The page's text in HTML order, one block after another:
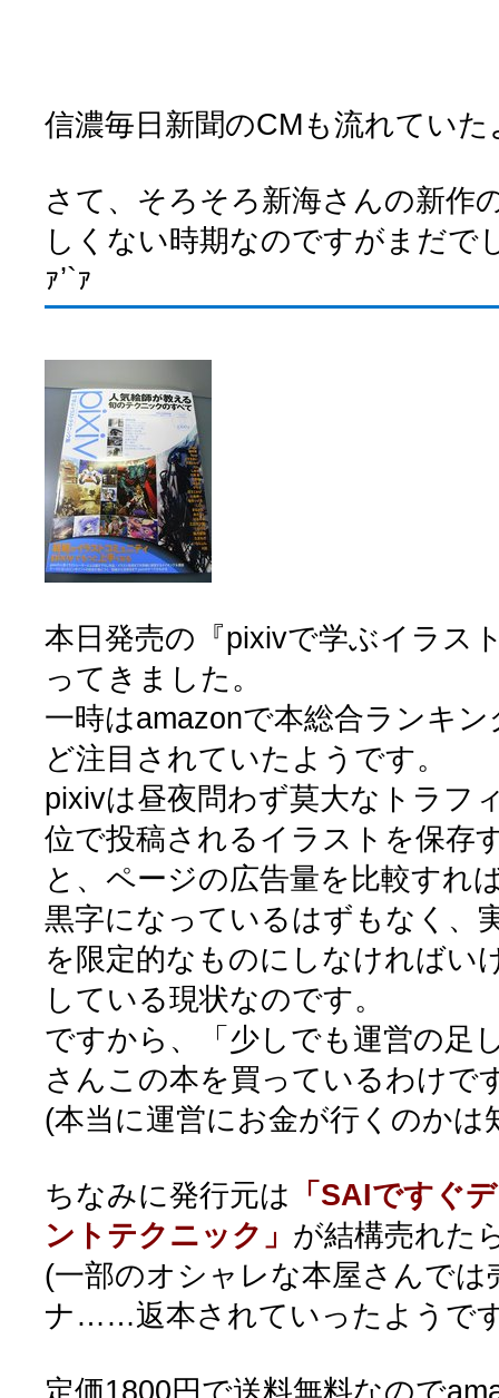
信濃毎日新聞のCMも流れてい
さて、そろそろ新海さんの新作
しくない時期なのですがまだで
ｧ’`ｧ
本日発売の『pixivで学ぶイラス
ってきました。
一時はamazonで本総合ランキ
ど注目されていたようです。
pixivは昼夜問わず莫大なトラフ
位で投稿されるイラストを保存
と、ページの広告量を比較すれ
黒字になっているはずもなく、
を限定的なものにしなければい
している現状なのです。
ですから、「少しでも運営の足
さんこの本を買っているわけで
(本当に運営にお金が行くのかは
ちなみに発行元は 「SAIですぐ
ントテクニック」 が結構売れた
(一部のオシャレな本屋さんで
ナ……返本されていったようで
定価1800円で送料無料なので